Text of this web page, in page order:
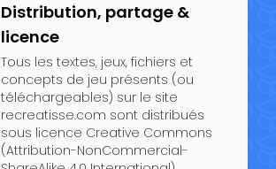
Distribution, partage &
licence
Tous les textes, jeux, fichiers et
concepts de jeu présents (ou
téléchargeables) sur le site
recreatisse.com sont distribués
sous licence Creative Commons
(Attribution-NonCommercial-